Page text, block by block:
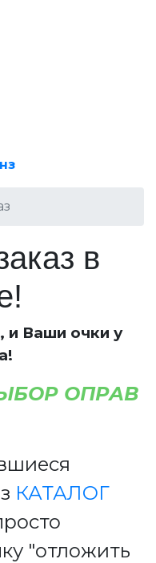
в
и Ваши очки у
ОПРАВ
КАТАЛОГ
"отложить